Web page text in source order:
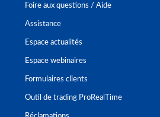
Foire aux questions / Aide
Assistance
Espace actualités
Espace webinaires
Formulaires clients
Outil de trading ProRealTime